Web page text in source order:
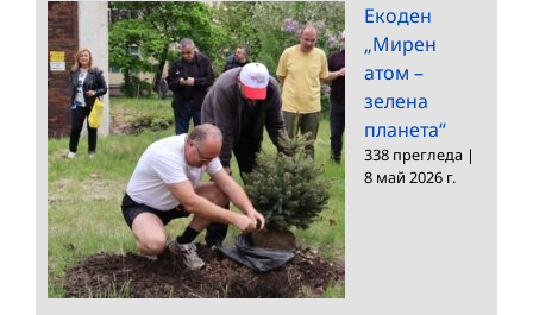
Екоден
„Мирен
атом –
зелена
планета“
338 прегледа |
8 май 2026 г.